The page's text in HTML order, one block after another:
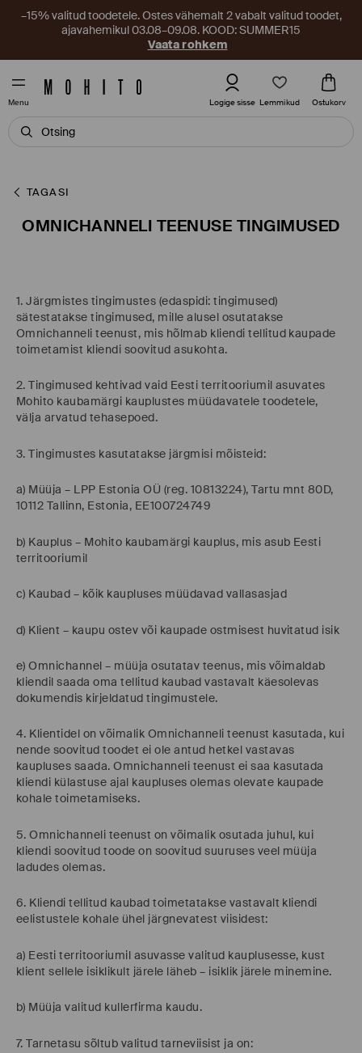
–15% valitud toodetele. Ostes vähemalt 2 vabalt valitud toodet,
ajavahemikul 03.08–09.08. KOOD: SUMMER15
Vaata rohkem
Menu Logige sisse Lemmikud Ostukorv
TAGASI
OMNICHANNELI TEENUSE TINGIMUSED
1. Järgmistes tingimustes (edaspidi: tingimused)
sätestatakse tingimused, mille alusel osutatakse
Omnichanneli teenust, mis hõlmab kliendi tellitud kaupade
toimetamist kliendi soovitud asukohta.
2. Tingimused kehtivad vaid Eesti territooriumil asuvates
Mohito kaubamärgi kauplustes müüdavatele toodetele,
välja arvatud tehasepoed.
3. Tingimustes kasutatakse järgmisi mõisteid:
a) Müüja – LPP Estonia OÜ (reg. 10813224), Tartu mnt 80D,
10112 Tallinn, Estonia, EE100724749
b) Kauplus – Mohito kaubamärgi kauplus, mis asub Eesti
territooriumil
c) Kaubad – kõik kaupluses müüdavad vallasasjad
d) Klient – kaupu ostev või kaupade ostmisest huvitatud isik
e) Omnichannel – müüja osutatav teenus, mis võimaldab
kliendil saada oma tellitud kaubad vastavalt käesolevas
dokumendis kirjeldatud tingimustele.
4. Klientidel on võimalik Omnichanneli teenust kasutada, kui
nende soovitud toodet ei ole antud hetkel vastavas
kaupluses saada. Omnichanneli teenust ei saa kasutada
kliendi külastuse ajal kaupluses olemas olevate kaupade
kohale toimetamiseks.
5. Omnichanneli teenust on võimalik osutada juhul, kui
kliendi soovitud toode on soovitud suuruses veel müüja
ladudes olemas.
6. Kliendi tellitud kaubad toimetatakse vastavalt kliendi
eelistustele kohale ühel järgnevatest viisidest:
a) Eesti territooriumil asuvasse valitud kauplusesse, kust
klient sellele isiklikult järele läheb – isiklik järele minemine.
b) Müüja valitud kullerfirma kaudu.
7. Tarnetasu sõltub valitud tarneviisist ja on: